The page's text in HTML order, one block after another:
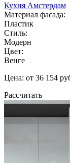
Кухня Амстердам
Материал фасада:
Пластик
Стиль:
Модерн
Цвет:
Венге
Цена: от 36 154
Рассчитать